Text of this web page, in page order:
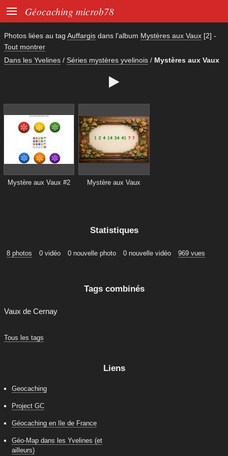
 Géocaching microb78
Photos liées au tag Auffargis dans l'album Mystères aux Vaux [2] -
Tout montrer
Dans les Yvelines / Séries mystères yvelinois / Mystères aux Vaux

Mystère aux Vaux #2 Mystère aux Vaux
Statistiques
8 photos 0 vidéo 0 nouvelle photo 0 nouvelle vidéo 969 vues
Tags combinés
Vaux de Cernay
Tous les tags
Liens
Geocaching
Project GC
Géocaching en Ile de France
Géo-Map dans les Yvelines (et
ailleurs)